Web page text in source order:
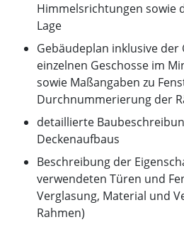
Himmelsrichtungen sowie
Lage
Gebäudeplan inklusive
einzelnen Geschosse im
sowie Maßangaben zu
Durchnummerierung der
detaillierte
Deckenaufbaus
Beschreibung der
verwendeten Türen und
Verglasung, Material und
Rahmen)